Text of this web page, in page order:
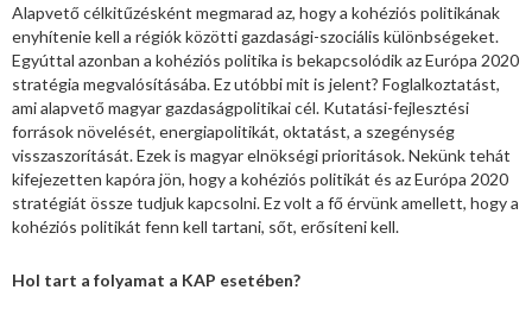
Alapvető célkitűzésként megmarad az, hogy a kohéziós politikának
enyhítenie kell a régiók közötti gazdasági-szociális különbségeket.
Egyúttal azonban a kohéziós politika is bekapcsolódik az Európa 2020
stratégia megvalósításába. Ez utóbbi mit is jelent? Foglalkoztatást,
ami alapvető magyar gazdaságpolitikai cél. Kutatási-fejlesztési
források növelését, energiapolitikát, oktatást, a szegénység
visszaszorítását. Ezek is magyar elnökségi prioritások. Nekünk tehát
kifejezetten kapóra jön, hogy a kohéziós politikát és az Európa 2020
stratégiát össze tudjuk kapcsolni. Ez volt a fő érvünk amellett, hogy a
kohéziós politikát fenn kell tartani, sőt, erősíteni kell.
Hol tart a folyamat a KAP esetében?